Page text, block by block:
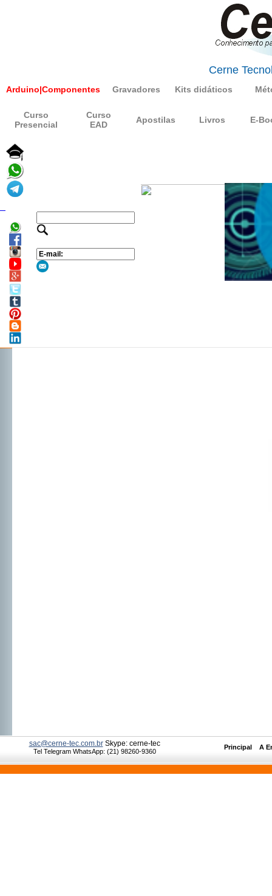
Cerne
Arduino|Componentes Gravadores Kits didáticos
Curso
Presencial
Curso
EAD
Apostilas Livros E-
sac@cerne-tec.com.brSkype: cerne-tec
Tel Telegram WhatsApp: (21) 98260-9360
Principal A